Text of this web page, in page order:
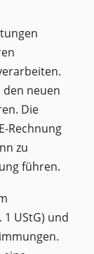
den neuen
Die
Rechnung
zu
führen.
1 UStG) und